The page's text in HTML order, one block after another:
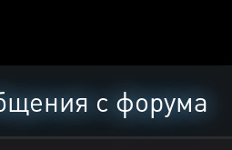
с форума